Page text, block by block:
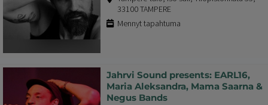
33100 TAMPERE
Mennyt tapahtuma
Jahrvi Sound presents: EARL16,
Maria Aleksandra, Mama Saarna &
Negus Bands